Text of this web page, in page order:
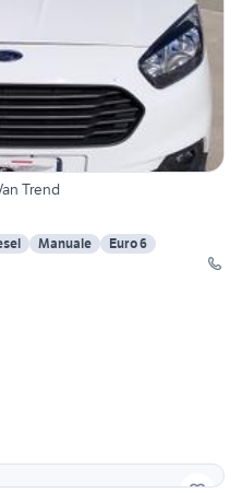
Trend
Manuale
Euro 6